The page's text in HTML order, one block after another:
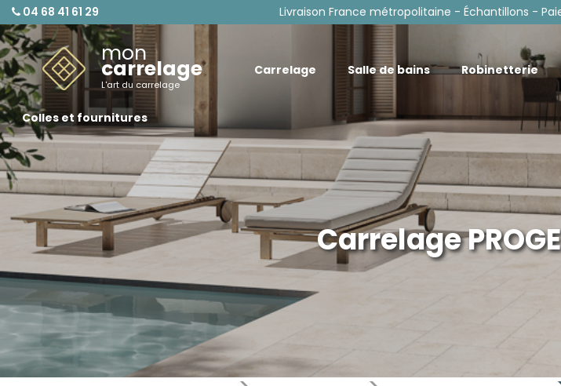
04 68 41 61 29 Livraison France métropolitaine - Échantillons -
mon
carrelage
L'art du carrelage
Carrelage Salle de bains Robinetterie
Colles et fournitures
Carrelage